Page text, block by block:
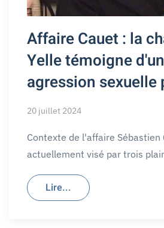
Affaire Cauet : la
Yelle témoigne
agression sexuelle
20 juillet 2024
Contexte de l'affaire Sébastien
actuellement visé par trois
Lire...